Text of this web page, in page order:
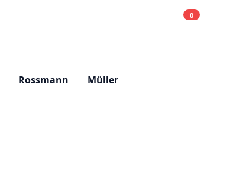
0
Rossmann Müller